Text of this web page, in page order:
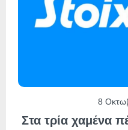
8
Στα τρία χαμένα